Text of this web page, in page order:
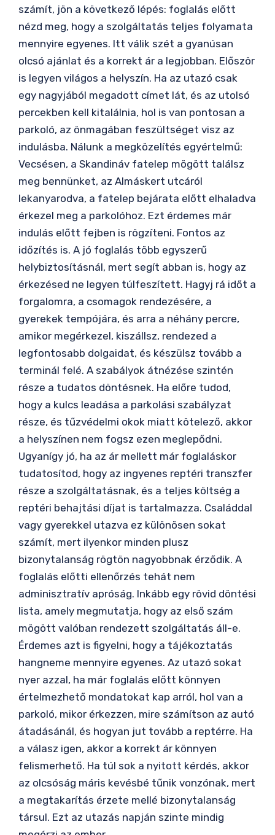
számít, jön a következő lépés: foglalás előtt
nézd meg, hogy a szolgáltatás teljes folyamata
mennyire egyenes. Itt válik szét a gyanúsan
olcsó ajánlat és a korrekt ár a legjobban. Először
is legyen világos a helyszín. Ha az utazó csak
egy nagyjából megadott címet lát, és az utolsó
percekben kell kitalálnia, hol is van pontosan a
parkoló, az önmagában feszültséget visz az
indulásba. Nálunk a megközelítés egyértelmű:
Vecsésen, a Skandináv fatelep mögött találsz
meg bennünket, az Almáskert utcáról
lekanyarodva, a fatelep bejárata előtt elhaladva
érkezel meg a parkolóhoz. Ezt érdemes már
indulás előtt fejben is rögzíteni. Fontos az
időzítés is. A jó foglalás több egyszerű
helybiztosításnál, mert segít abban is, hogy az
érkezésed ne legyen túlfeszített. Hagyj rá időt a
forgalomra, a csomagok rendezésére, a
gyerekek tempójára, és arra a néhány percre,
amikor megérkezel, kiszállsz, rendezed a
legfontosabb dolgaidat, és készülsz tovább a
terminál felé. A szabályok átnézése szintén
része a tudatos döntésnek. Ha előre tudod,
hogy a kulcs leadása a parkolási szabályzat
része, és tűzvédelmi okok miatt kötelező, akkor
a helyszínen nem fogsz ezen meglepődni.
Ugyanígy jó, ha az ár mellett már foglaláskor
tudatosítod, hogy az ingyenes reptéri transzfer
része a szolgáltatásnak, és a teljes költség a
reptéri behajtási díjat is tartalmazza. Családdal
vagy gyerekkel utazva ez különösen sokat
számít, mert ilyenkor minden plusz
bizonytalanság rögtön nagyobbnak érződik. A
foglalás előtti ellenőrzés tehát nem
adminisztratív apróság. Inkább egy rövid döntési
lista, amely megmutatja, hogy az első szám
mögött valóban rendezett szolgáltatás áll-e.
Érdemes azt is figyelni, hogy a tájékoztatás
hangneme mennyire egyenes. Az utazó sokat
nyer azzal, ha már foglalás előtt könnyen
értelmezhető mondatokat kap arról, hol van a
parkoló, mikor érkezzen, mire számítson az autó
átadásánál, és hogyan jut tovább a reptérre. Ha
a válasz igen, akkor a korrekt ár könnyen
felismerhető. Ha túl sok a nyitott kérdés, akkor
az olcsóság máris kevésbé tűnik vonzónak, mert
a megtakarítás érzete mellé bizonytalanság
társul. Ezt az utazás napján szinte mindig